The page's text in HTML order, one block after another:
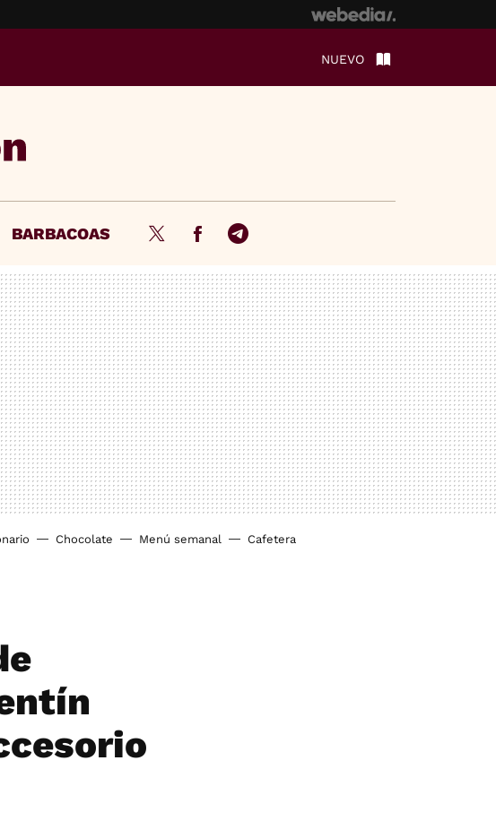
NUEVO
BARBACOAS Twitter FacebookTelegram
Chocolate Menú semanal Cafetera